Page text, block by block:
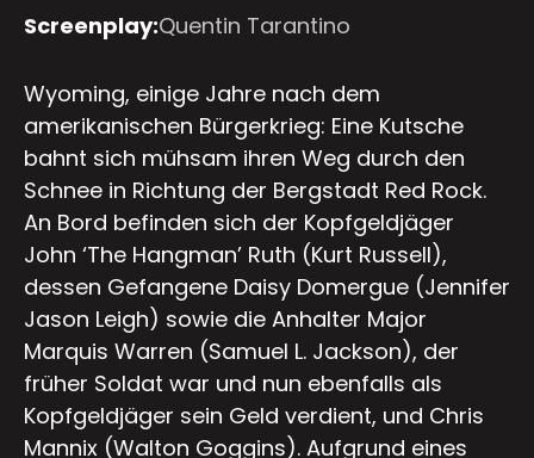
Screenplay:Quentin Tarantino
Wyoming, einige Jahre nach dem
amerikanischen Bürgerkrieg: Eine Kutsche
bahnt sich mühsam ihren Weg durch den
Schnee in Richtung der Bergstadt Red Rock.
An Bord befinden sich der Kopfgeldjäger
John ‘The Hangman’ Ruth (Kurt Russell),
dessen Gefangene Daisy Domergue (Jennifer
Jason Leigh) sowie die Anhalter Major
Marquis Warren (Samuel L. Jackson), der
früher Soldat war und nun ebenfalls als
Kopfgeldjäger sein Geld verdient, und Chris
Mannix (Walton Goggins). Aufgrund eines